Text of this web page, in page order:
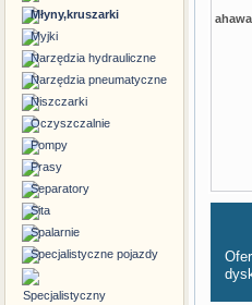
Młyny,kruszarki
Myjki
Narzędzia hydrauliczne
Narzędzia pneumatyczne
Niszczarki
Oczyszczalnie
Pompy
Prasy
Separatory
Sita
Spalarnie
Specjalistyczne pojazdy
Specjalistyczny
ahawa